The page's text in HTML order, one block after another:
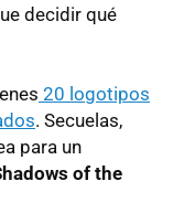
decidir qué
20 logotipos
. Secuelas,
para un
of the